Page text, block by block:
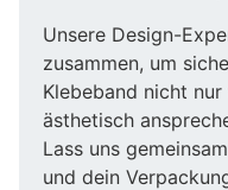
Unsere Design-
zusammen, um
Klebeband nicht
ästhetisch
Lass uns
und dein